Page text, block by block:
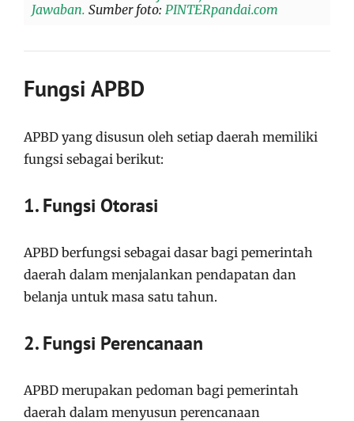
Jawaban. Sumber foto: PINTERpandai.com
Fungsi APBD
APBD yang disusun oleh setiap daerah memiliki
fungsi sebagai berikut:
1. Fungsi Otorasi
APBD berfungsi sebagai dasar bagi pemerintah
daerah dalam menjalankan pendapatan dan
belanja untuk masa satu tahun.
2. Fungsi Perencanaan
APBD merupakan pedoman bagi pemerintah
daerah dalam menyusun perencanaan